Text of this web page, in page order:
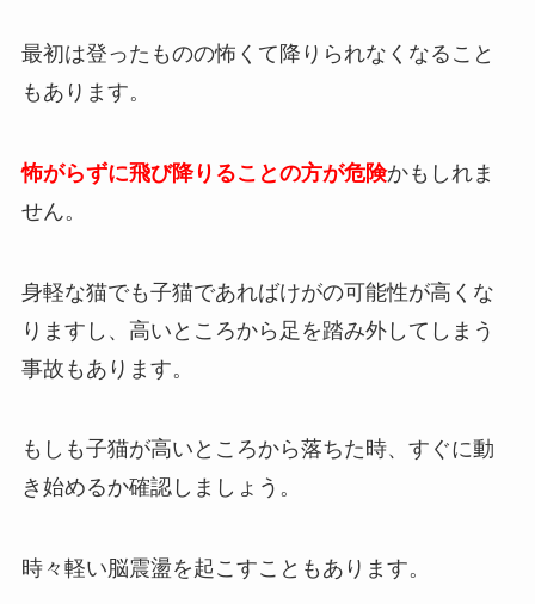
最初は登ったものの怖くて降りられなくなること
もあります。
怖がらずに飛び降りることの方が危険かもしれま
せん。
身軽な猫でも子猫であればけがの可能性が高くな
りますし、高いところから足を踏み外してしまう
事故もあります。
もしも子猫が高いところから落ちた時、すぐに動
き始めるか確認しましょう。
時々軽い脳震盪を起こすこともあります。